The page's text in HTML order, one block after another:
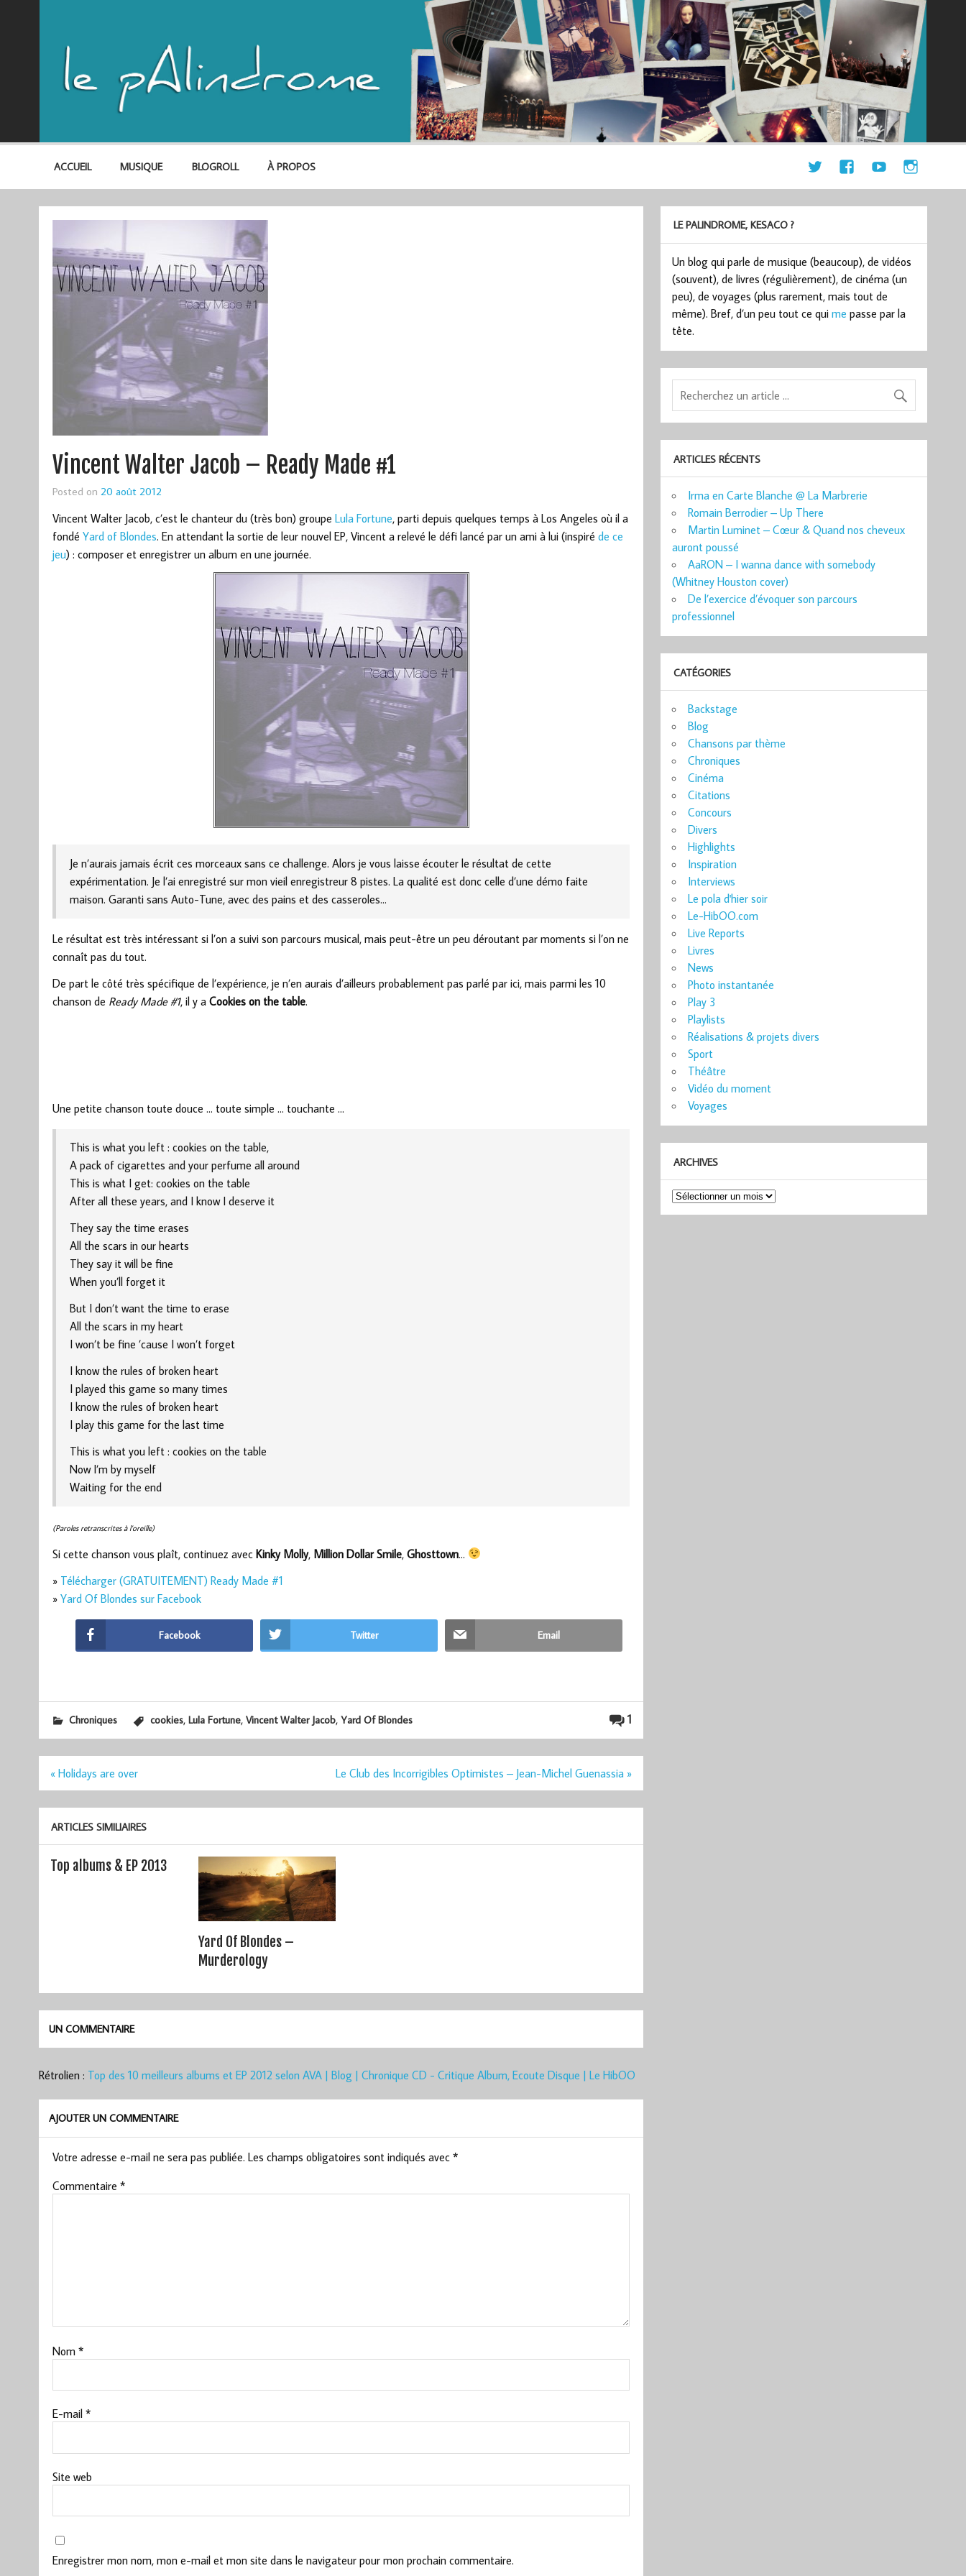
ACCUEIL MUSIQUE BLOGROLL À PROPOS
Vincent Walter Jacob – Ready Made #1
Posted on 20 août 2012
Vincent Walter Jacob, c’est le chanteur du (très bon) groupe Lula Fortune, parti depuis quelques temps à Los Angeles où il a
fondé Yard of Blondes. En attendant la sortie de leur nouvel EP, Vincent a relevé le défi lancé par un ami à lui (inspiré de ce
jeu) : composer et enregistrer un album en une journée.
Je n’aurais jamais écrit ces morceaux sans ce challenge. Alors je vous laisse écouter le résultat de cette
expérimentation. Je l’ai enregistré sur mon vieil enregistreur 8 pistes. La qualité est donc celle d’une démo faite
maison. Garanti sans Auto-Tune, avec des pains et des casseroles…
Le résultat est très intéressant si l’on a suivi son parcours musical, mais peut-être un peu déroutant par moments si l’on ne
connaît pas du tout.
De part le côté très spécifique de l’expérience, je n’en aurais d’ailleurs probablement pas parlé par ici, mais parmi les 10
chanson de Ready Made #1, il y a Cookies on the table.
Une petite chanson toute douce … toute simple … touchante …
This is what you left : cookies on the table,
A pack of cigarettes and your perfume all around
This is what I get: cookies on the table
After all these years, and I know I deserve it
They say the time erases
All the scars in our hearts
They say it will be fine
When you’ll forget it
But I don’t want the time to erase
All the scars in my heart
I won’t be fine ’cause I won’t forget
I know the rules of broken heart
I played this game so many times
I know the rules of broken heart
I play this game for the last time
This is what you left : cookies on the table
Now I’m by myself
Waiting for the end
(Paroles retranscrites à l’oreille)
Si cette chanson vous plaît, continuez avec Kinky Molly, Million Dollar Smile, Ghosttown…
» Télécharger (GRATUITEMENT) Ready Made #1
» Yard Of Blondes sur Facebook
Facebook Twitter Email
1
Chroniques cookies, Lula Fortune, Vincent Walter Jacob, Yard Of Blondes
Navigation
l’article
« Holidays are over Le Club des Incorrigibles Optimistes – Jean-Michel Guenassia »
ARTICLES SIMILIAIRES
Top albums & EP 2013
Yard Of Blondes –
Murderology
UN COMMENTAIRE
Rétrolien : Top des 10 meilleurs albums et EP 2012 selon AVA | Blog | Chronique CD - Critique Album, Ecoute Disque | Le HibOO
AJOUTER UN COMMENTAIRE
Votre adresse e-mail ne sera pas publiée. Les champs obligatoires sont indiqués avec *
Commentaire *
Nom *
E-mail *
Site web
Enregistrer mon nom, mon e-mail et mon site dans le navigateur pour mon prochain commentaire.
LE PALINDROME, KESACO ?
Un blog qui parle de musique (beaucoup), de vidéos
(souvent), de livres (régulièrement), de cinéma (un
peu), de voyages (plus rarement, mais tout de
même). Bref, d’un peu tout ce quime passe par la
tête.
ARTICLES RÉCENTS
Irma en Carte Blanche @ La Marbrerie
Romain Berrodier – Up There
Martin Luminet – Cœur & Quand nos cheveux
auront poussé
AaRON – I wanna dance with somebody
(Whitney Houston cover)
De l’exercice d’évoquer son parcours
professionnel
CATÉGORIES
Backstage
Blog
Chansons par thème
Chroniques
Cinéma
Citations
Concours
Divers
Highlights
Inspiration
Interviews
Le pola d'hier soir
Le-HibOO.com
Live Reports
Livres
News
Photo instantanée
Play 3
Playlists
Réalisations & projets divers
Sport
Théâtre
Vidéo du moment
Voyages
ARCHIVES
Archives